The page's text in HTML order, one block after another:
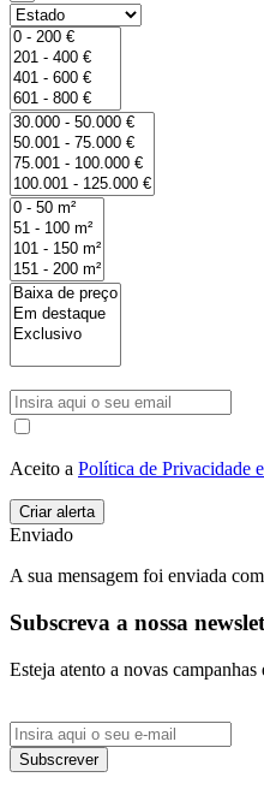
Aceito a Política de Privacidade
Enviado
A sua mensagem foi enviada
Subscreva a nossa
Esteja atento a novas